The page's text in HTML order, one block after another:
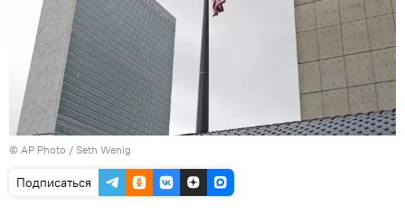
© AP Photo / Seth Wenig
Подписаться